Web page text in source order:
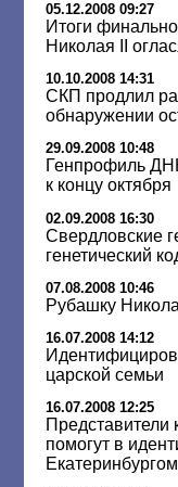
05.12.2008 09:27
Итоги
Николая II
10.10.2008 14:31
СКП продлил
обнаружении
29.09.2008 10:48
Генпрофиль
к концу октября
02.09.2008 16:30
Свердловские
генетический
07.08.2008 10:46
Рубашку
16.07.2008 14:12
царской семьи
16.07.2008 12:25
помогут в